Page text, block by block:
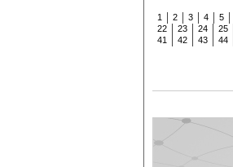
1 2 3 4 5
22
23 24 25
41
42 43 44